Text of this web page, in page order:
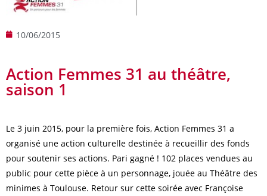
10/06/2015
Action Femmes 31 au théâtre,
saison 1
Le 3 juin 2015, pour la première fois, Action Femmes 31 a
organisé une action culturelle destinée à recueillir des fonds
pour soutenir ses actions. Pari gagné ! 102 places vendues au
public pour cette pièce à un personnage, jouée au Théâtre des
minimes à Toulouse. Retour sur cette soirée avec Françoise